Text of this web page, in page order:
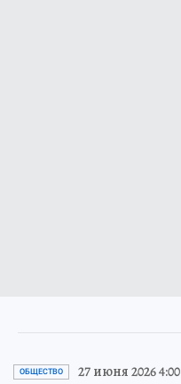
ОБЩЕСТВО 27 июня 2026 4:00